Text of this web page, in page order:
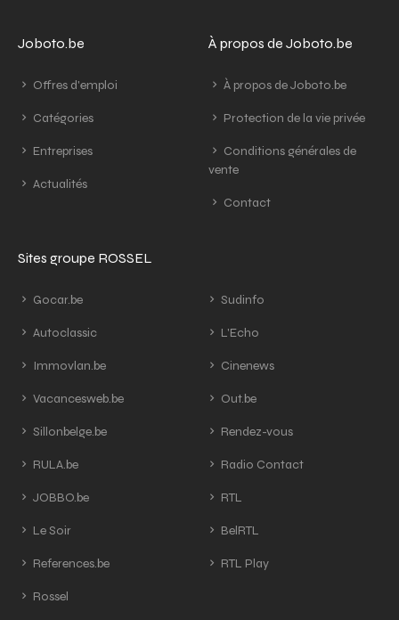
Joboto.be
Offres d'emploi
Catégories
Entreprises
Actualités
À propos de Joboto.be
À propos de Joboto.be
Protection de la vie privée
Conditions générales de
vente
Contact
Sites groupe ROSSEL
Gocar.be
Autoclassic
Immovlan.be
Vacancesweb.be
Sillonbelge.be
RULA.be
JOBBO.be
Le Soir
References.be
Rossel
Sudinfo
L'Echo
Cinenews
Out.be
Rendez-vous
Radio Contact
RTL
BelRTL
RTL Play